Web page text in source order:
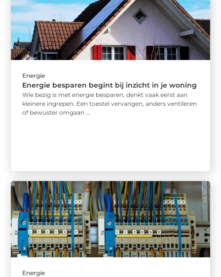
Energie
Energie besparen begint bij inzicht in je woning
Wie bezig is met energie besparen, denkt vaak eerst aan
kleinere ingrepen. Een toestel vervangen, anders ventileren
of bewuster omgaan ...
Energie